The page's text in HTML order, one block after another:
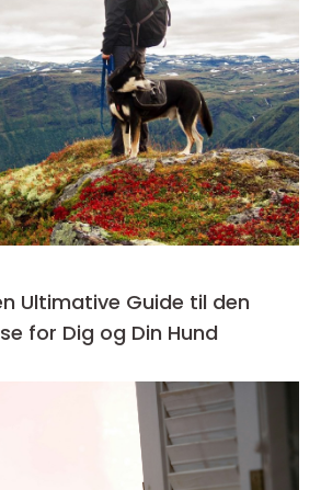
Ultimative Guide til den
for Dig og Din Hund